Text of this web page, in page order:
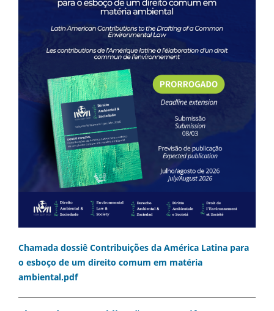
Chamada dossiê Contribuições da América Latina para
o esboço de um direito comum em matéria
ambiental.pdf